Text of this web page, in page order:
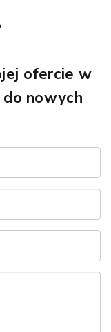
ofercie w
nowych